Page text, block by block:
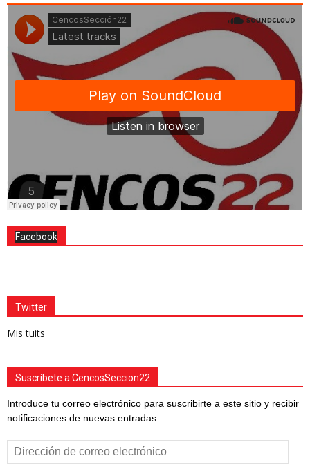
Facebook
Twitter
Mis tuits
Suscríbete a CencosSeccion22
Introduce tu correo electrónico para suscribirte a este sitio y recibir
notificaciones de nuevas entradas.
Dirección
de